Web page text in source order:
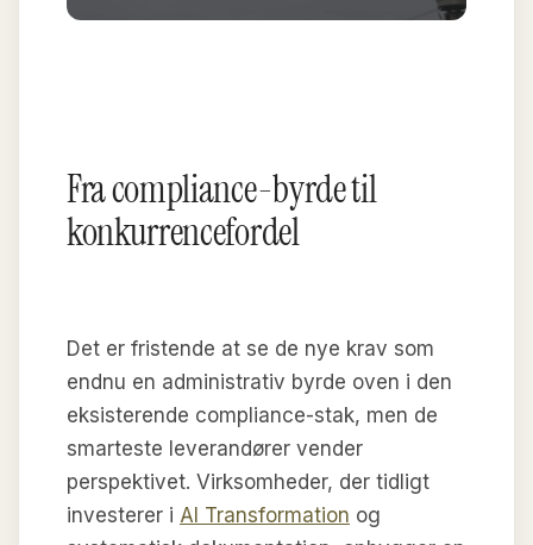
Fra compliance-byrde til
konkurrencefordel
Det er fristende at se de nye krav som
endnu en administrativ byrde oven i den
eksisterende compliance-stak, men de
smarteste leverandører vender
perspektivet. Virksomheder, der tidligt
investerer i AI Transformation og